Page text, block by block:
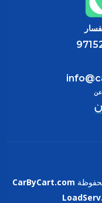
عن
CarByCart.com